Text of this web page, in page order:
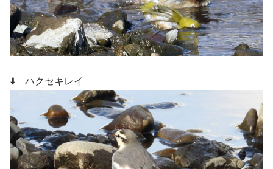
⬇️ ハクセキレイ